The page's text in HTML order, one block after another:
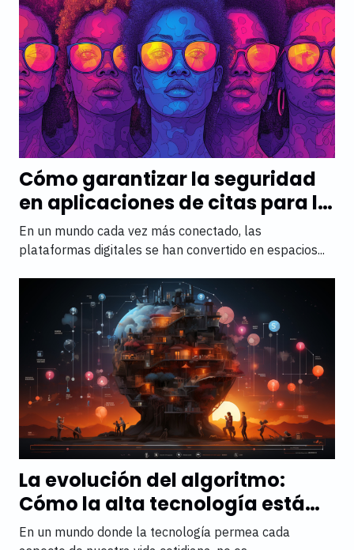
Cómo garantizar la seguridad
en aplicaciones de citas para la
comunidad LGBTQ+: guía de
buenas prácticas
En un mundo cada vez más conectado, las
plataformas digitales se han convertido en espacios...
La evolución del algoritmo:
Cómo la alta tecnología está
cambiando las reglas del amor
En un mundo donde la tecnología permea cada